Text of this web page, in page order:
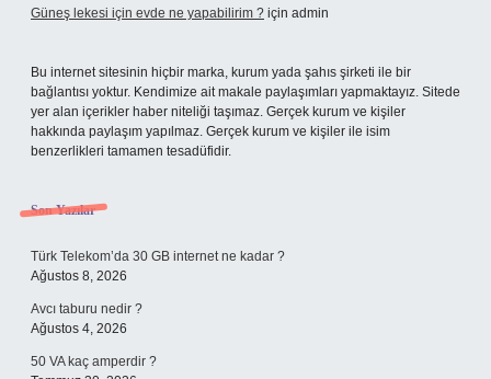
Güneş lekesi için evde ne yapabilirim ? için admin
Bu internet sitesinin hiçbir marka, kurum yada şahıs şirketi ile bir
bağlantısı yoktur. Kendimize ait makale paylaşımları yapmaktayız. Sitede
yer alan içerikler haber niteliği taşımaz. Gerçek kurum ve kişiler
hakkında paylaşım yapılmaz. Gerçek kurum ve kişiler ile isim
benzerlikleri tamamen tesadüfidir.
Son Yazılar
Türk Telekom’da 30 GB internet ne kadar ?
Ağustos 8, 2026
Avcı taburu nedir ?
Ağustos 4, 2026
50 VA kaç amperdir ?